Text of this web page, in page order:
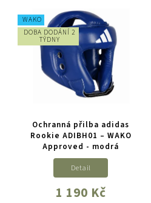
WAKO
DOBA DODÁNÍ 2
TÝDNY
Ochranná přilba adidas
Rookie ADIBH01 – WAKO
Approved - modrá
1 190 Kč
Detail